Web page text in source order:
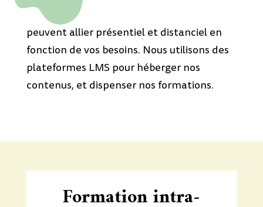
peuvent allier présentiel et distanciel en
fonction de vos besoins. Nous utilisons des
plateformes LMS pour héberger nos
contenus, et dispenser nos formations.
Formation intra-